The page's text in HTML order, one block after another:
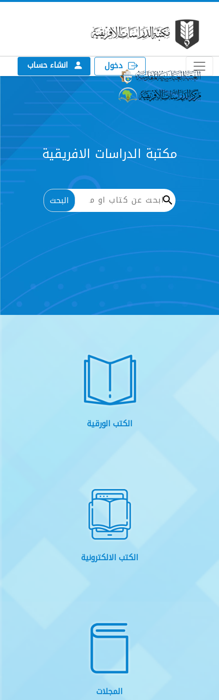
دخول انشاء حساب
مكتبة الدراسات الافريقية
البحث
الكتب الورقية
الكتب الالكترونية